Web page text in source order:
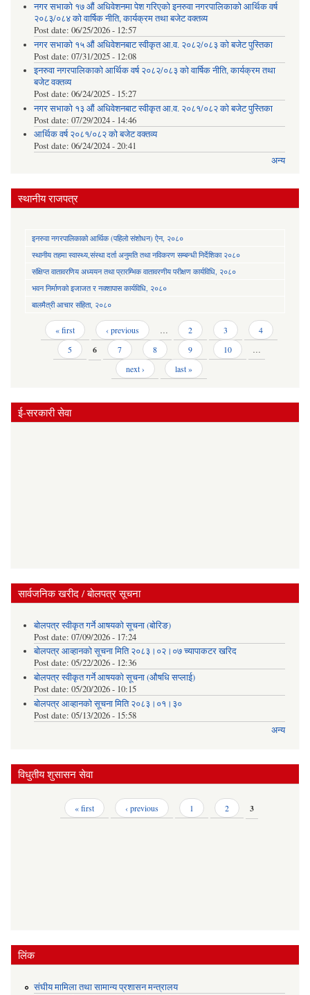
नगर सभाको १७ औं अधिवेशनमा पेश गरिएको इनरुवा नगरपालिकाको आर्थिक वर्ष
२०८३/०८४ को वार्षिक नीति, कार्यक्रम तथा बजेट वक्तव्य
Post date: 06/25/2026 - 12:57
नगर सभाको १५ औं अधिवेशनबाट स्वीकृत आ.व. २०८२/०८३ को बजेट पुस्तिका
Post date: 07/31/2025 - 12:08
इनरुवा नगरपालिकाको आर्थिक वर्ष २०८२/०८३ को वार्षिक नीति, कार्यक्रम तथा
बजेट वक्तव्य
Post date: 06/24/2025 - 15:27
नगर सभाको १३ औं अधिवेशनबाट स्वीकृत आ.व. २०८१/०८२ को बजेट पुस्तिका
Post date: 07/29/2024 - 14:46
आर्थिक वर्ष २०८१/०८२ को बजेट वक्तव्य
Post date: 06/24/2024 - 20:41
अन्य
स्थानीय राजपत्र
इनरुवा नगरपालिकाको आर्थिक (पहिलो संशोधन) ऐन, २०८०
स्थानीय तहमा स्वास्थ्य,संस्था दर्ता अनुमति तथा नविकरण सम्बन्धी निर्देशिका २०८०
संक्षिप्त वातावरणिय अध्ययन तथा प्रारम्भिक वातावरणीय परीक्षण कार्यविधि, २०८०
भवन निर्माणको इजाजत र नक्शापास कार्यविधि, २०८०
बालमैत्री आचार संहिता, २०८०
Pages « first ‹ previous … 2 3
4
5
6 7 8 9 10
…
next ›
last »
ई-सरकारी सेवा
सार्वजनिक खरीद / बोलपत्र सूचना
बोलपत्र स्वीकृत गर्ने आषयको सूचना (बोरिङ)
Post date: 07/09/2026 - 17:24
बोलपत्र आव्हानको सूचना मिति २०८३।०२।०७ च्यापाकटर खरिद
Post date: 05/22/2026 - 12:36
बोलपत्र स्वीकृत गर्ने आषयको सूचना (औषधि सप्लाई)
Post date: 05/20/2026 - 10:15
बोलपत्र आव्हानको सूचना मिति २०८३।०१।३०
Post date: 05/13/2026 - 15:58
अन्य
विधुतीय शुसासन सेवा
« first ‹ previous 1 2 3
लिंक
संघीय मामिला तथा सामान्य प्रशासन मन्त्रालय